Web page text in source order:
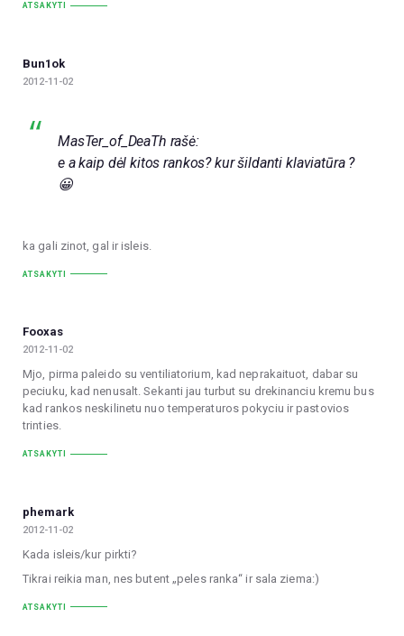
ATSAKYTI
Bun1ok
2012-11-02
MasTer_of_DeaTh rašė:
e a kaip dėl kitos rankos? kur šildanti klaviatūra ?
😀
ka gali zinot, gal ir isleis.
ATSAKYTI
Fooxas
2012-11-02
Mjo, pirma paleido su ventiliatorium, kad neprakaituot, dabar su
peciuku, kad nenusalt. Sekanti jau turbut su drekinanciu kremu bus
kad rankos neskilinetu nuo temperaturos pokyciu ir pastovios
trinties.
ATSAKYTI
phemark
2012-11-02
Kada isleis/kur pirkti?
Tikrai reikia man, nes butent „peles ranka“ ir sala ziema:)
ATSAKYTI